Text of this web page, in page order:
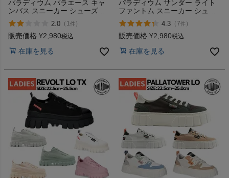
パラディウム パラエース キャ
ンバス スニーカー シューズ 厚
底 厚底スニーカーローカット
カジュアル PALLADIUM PALLA
ACE CVS 77014 アウトレット
2.0 （ 1件 ）
販売価格 ¥2,980税込
在庫を見る
パラディウム サンダー ライト
ファントム スニーカー シュー
ズ ローカット アウトドア キャ
ンプ カジュアル PALLADIUM
THUNDER LITE PHANTOM
4.3 （ 7件 ）
販売価格 ¥2,980税込
在庫を見る